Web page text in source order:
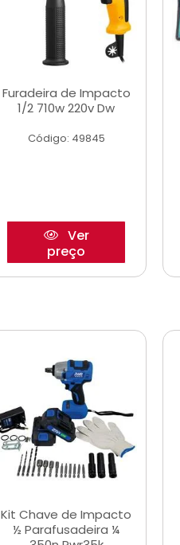
Furadeira de Impacto
1/2 710w 220v Dw
Código: 49845
Ver
preço
Kit Chave de Impacto
½ Parafusadeira ¼